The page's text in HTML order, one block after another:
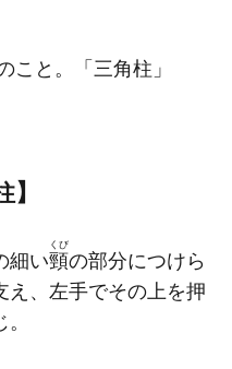
こと。「三角柱 」
】
細い頸
くび
の部分につけら
え、左手でその上を押